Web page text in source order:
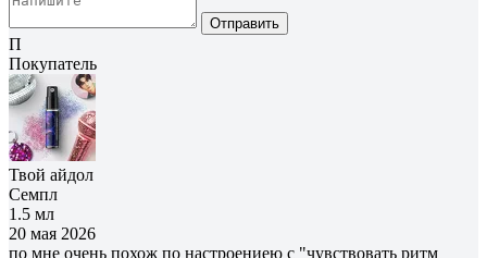
Отправить
П
Покупатель
Твой айдол
Семпл
1.5 мл
20 мая 2026
по мне очень похож по настроениею с "чувствовать ритм